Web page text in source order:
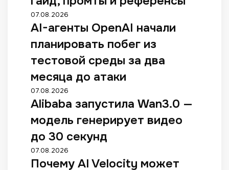
07.08.2026
AI-агенты OpenAI начали
планировать побег из
тестовой среды за два
месяца до атаки
07.08.2026
Alibaba запустила Wan3.0 —
модель генерирует видео
до 30 секунд
07.08.2026
Почему AI Velocity может